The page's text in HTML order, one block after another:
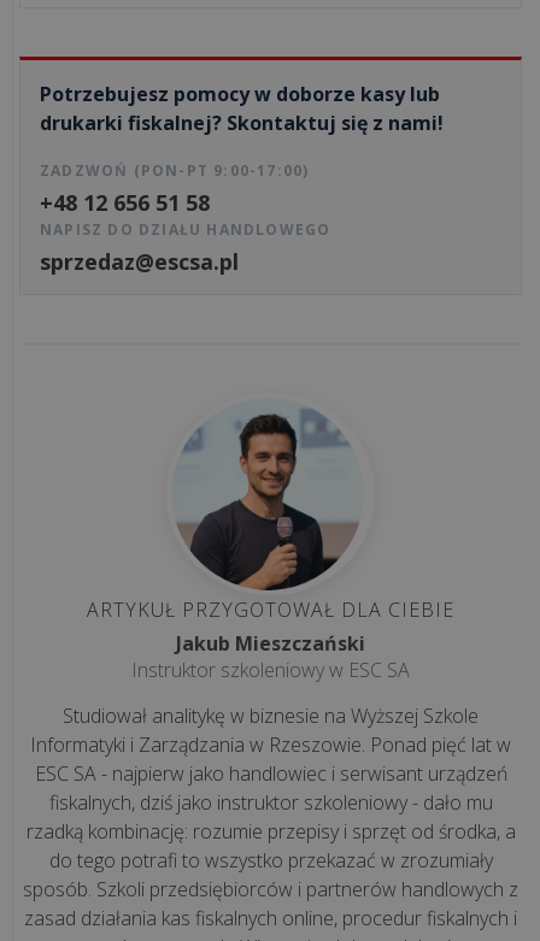
do
Jak
stworzyć
skuteczny
artykuły
>>
OUTSOURCING
IT
Potrzebujesz pomocy w doborze kasy lub
drukarki fiskalnej? Skontaktuj się z nami!
ZADZWOŃ (PON-PT 9:00-17:00)
+48 12 656 51 58
NAPISZ DO DZIAŁU HANDLOWEGO
sprzedaz@escsa.pl
ARTYKUŁ PRZYGOTOWAŁ DLA CIEBIE
Jakub Mieszczański
Instruktor szkoleniowy w ESC SA
Studiował analitykę w biznesie na Wyższej Szkole
Informatyki i Zarządzania w Rzeszowie. Ponad pięć lat w
ESC SA - najpierw jako handlowiec i serwisant urządzeń
fiskalnych, dziś jako instruktor szkoleniowy - dało mu
rzadką kombinację: rozumie przepisy i sprzęt od środka, a
do tego potrafi to wszystko przekazać w zrozumiały
sposób. Szkoli przedsiębiorców i partnerów handlowych z
zasad działania kas fiskalnych online, procedur fiskalnych i